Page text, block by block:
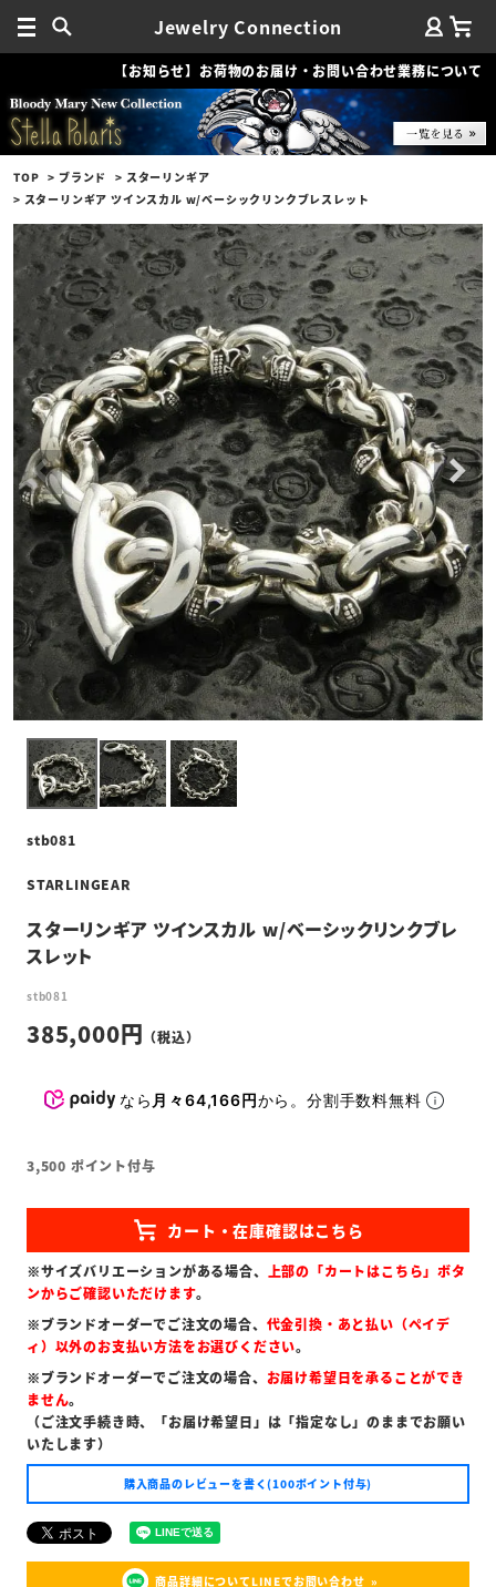
Jewelry Connection
【お知らせ】お荷物のお届け・お問い合わせ業務について
TOP ブランド
スターリンギア
スターリンギア ツインスカル w/ベーシックリンクブレスレット
stb081
STARLINGEAR
スターリンギア ツインスカル w/ベーシックリンクブレ
スレット
stb081
385,000
なら 月々64,166円から。分割手数料無料
3,500 ポイント付与
※サイズバリエーションがある場合、 上部の「カートはこちら」ボタ
ンからご確認いただけます。
※ブランドオーダーでご注文の場合、 代金引換・あと払い（ペイデ
ィ）以外のお支払い方法をお選びください。
※ブランドオーダーでご注文の場合、 お届け希望日を承ることができ
ません。
（ご注文手続き時、「お届け希望日」は「指定なし」のままでお願い
いたします）
購入商品のレビューを書く(100ポイント付与)
商品詳細についてLINEでお問い合わせ